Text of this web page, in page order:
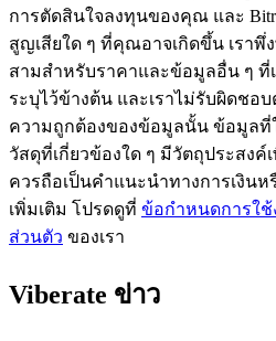
กลยุทธ์การซื้อขาย
เรียนรู้วิธีการรักษาผลกำไร
การตัดสินใจลงทุนของคุณ และ
สูญเสียใด ๆ ที่คุณอาจเกิดขึ้น เรา
สามสำหรับราคาและข้อมูลอื่น ๆ ที่
ระบุไว้ข้างต้น และเราไม่รับผิดชอ
ความถูกต้องของข้อมูลนั้น ข้อมูล
วัสดุที่เกี่ยวข้องใด ๆ มีวัตถุประสง
ควรถือเป็นคำแนะนำทางการเงิน
เพิ่มเติม โปรดดูที่ ข้อกำหนดการใช้
ส่วนตัว ของเรา
Viberate ข่าว